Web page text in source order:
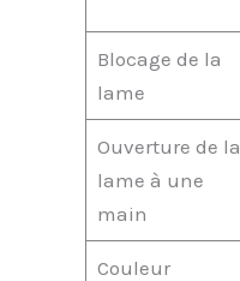
Blocage de la
lame
Ouverture de la
lame à une
main
Couleur